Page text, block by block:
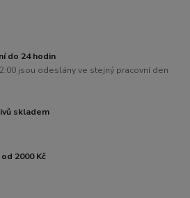
do 24 hodin
jsou odeslány ve stejný pracovní den
skladem
2000 Kč